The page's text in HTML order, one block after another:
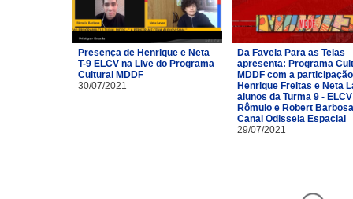
Presença de Henrique e Neta
T-9 ELCV na Live do Programa
Cultural MDDF
30/07/2021
Da Favela Para as Telas
apresenta: Programa
MDDF com a
Henrique Freitas e Neta
alunos da Turma 9 -
Rômulo e Robert
Canal Odisseia Espacial
29/07/2021